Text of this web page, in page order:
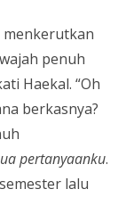
menkerutkan
penuh
Haekal. “Oh
berkasnya?
pertanyaanku.
lalu